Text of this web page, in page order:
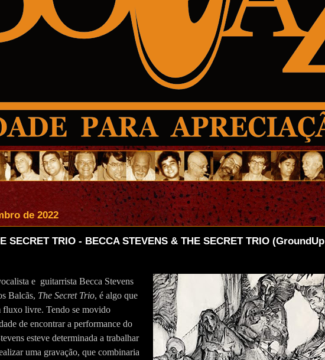
de 2022
SECRET TRIO - BECCA STEVENS & THE SECRET TRIO (GroundUp
e guitarrista Becca Stevens
Balcãs, The Secret Trio, é algo que
fluxo livre. Tendo se movido
de encontrar a performance do
esteve determinada a trabalhar
uma gravação, que combinaria